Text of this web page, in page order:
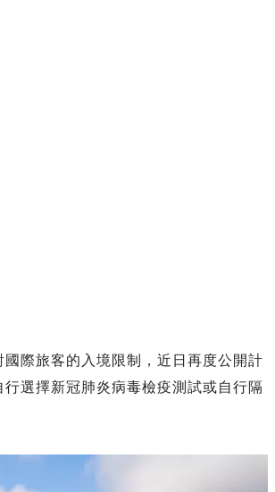
際旅客的入境限制，近日再度公開計
選擇新冠肺炎病毒檢疫測試或自行隔